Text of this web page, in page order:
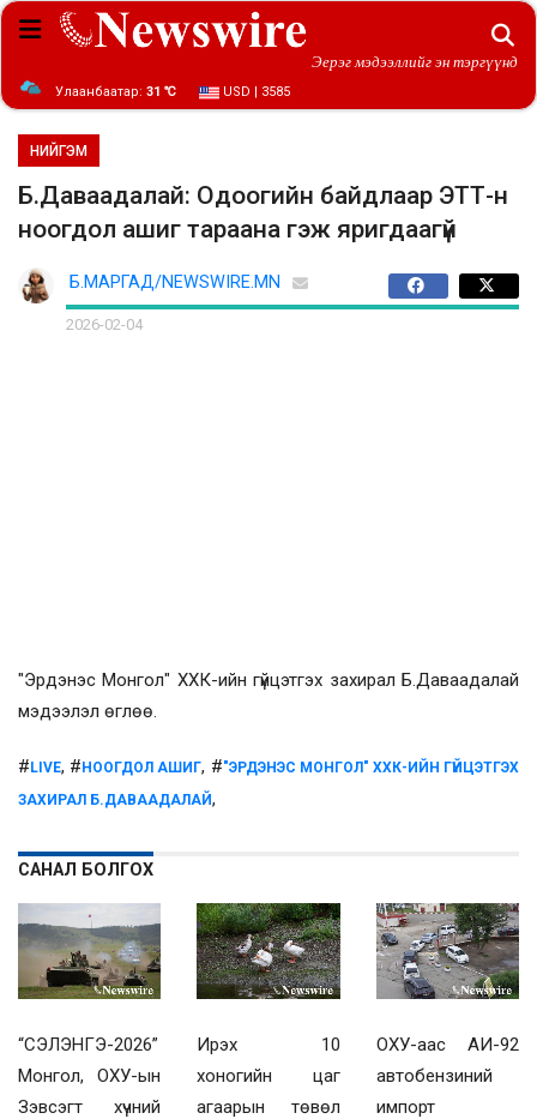
Эерэг мэдээллийг эн тэргүүнд
Улаанбаатар: 31 ℃ USD | 3585
НИЙГЭМ
Б.Даваадалай: Одоогийн байдлаар ЭТТ-н
ноогдол ашиг тараана гэж яригдаагүй
Б.МАРГАД/NEWSWIRE.MN
2026-02-04
"Эрдэнэс Монгол" ХХК-ийн гүйцэтгэх захирал Б.Даваадалай
мэдээлэл өглөө.
# LIVE, # НООГДОЛ АШИГ, #"ЭРДЭНЭС МОНГОЛ" ХХК-ИЙН ГҮЙЦЭТГЭХ
ЗАХИРАЛ Б.ДАВААДАЛАЙ,
САНАЛ БОЛГОХ
“СЭЛЭНГЭ-2026”
Монгол, ОХУ-ын
Зэвсэгт хүчний
Ирэх 10
хоногийн цаг
агаарын төвөл
ОХУ-аас АИ-92
автобензиний
импорт